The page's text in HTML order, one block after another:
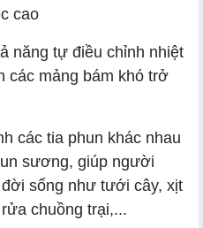
cao
năng tự điều chỉnh nhiệt
các mảng bám khó trở
các tia phun khác nhau
sương, giúp người
sống như tưới cây, xịt
chuồng trại,...